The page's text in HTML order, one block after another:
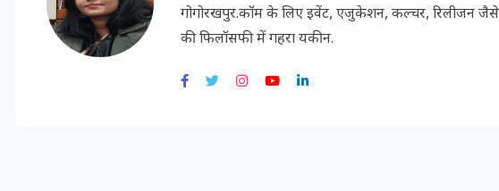
गोगोरखपुर.कॉम के लिए इवेंट, एजुकेशन, कल्चर, रिलीजन
की फिलॉसफी में गहरा यकीन.